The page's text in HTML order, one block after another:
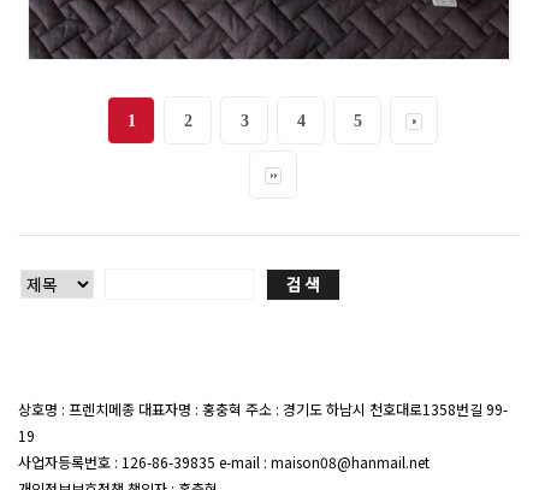
1 2 3 4 5
상호명 : 프렌치메종 대표자명 : 홍충혁 주소 : 경기도 하남시 천호대로1358번길 99-
19
사업자등록번호 : 126-86-39835 e-mail : maison08@hanmail.net